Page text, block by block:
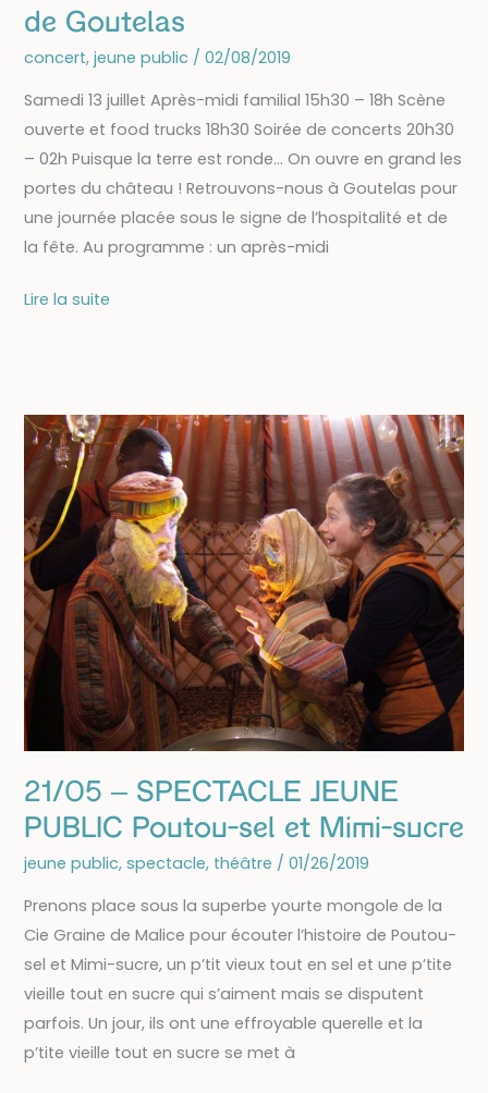
de Goutelas
concert, jeune public / 02/08/2019
Samedi 13 juillet Après-midi familial 15h30 – 18h Scène
ouverte et food trucks 18h30 Soirée de concerts 20h30
– 02h Puisque la terre est ronde… On ouvre en grand les
portes du château ! Retrouvons-nous à Goutelas pour
une journée placée sous le signe de l’hospitalité et de
la fête. Au programme : un après-midi
13/07
TERRE
EST
RONDE
Fête
du
château
de
Goutelas
Lire la suite
21/05 – SPECTACLE JEUNE
PUBLIC Poutou-sel et Mimi-sucre
jeune public, spectacle, théâtre / 01/26/2019
Prenons place sous la superbe yourte mongole de la
Cie Graine de Malice pour écouter l’histoire de Poutou-
sel et Mimi-sucre, un p’tit vieux tout en sel et une p’tite
vieille tout en sucre qui s’aiment mais se disputent
parfois. Un jour, ils ont une effroyable querelle et la
p’tite vieille tout en sucre se met à